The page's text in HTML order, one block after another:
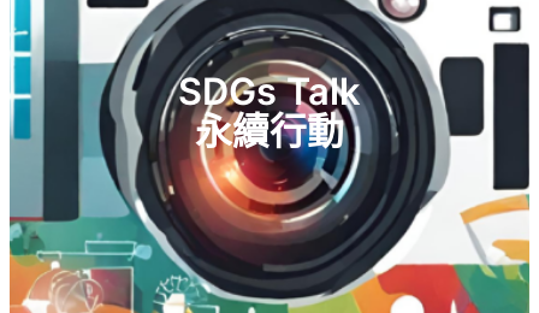
SDGs Talk
永續行動